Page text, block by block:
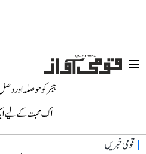
ہجر کو حوصلہ اور
اک محبت کے لیے
قومی خبریں